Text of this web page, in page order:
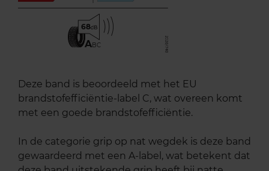
68
ABC
Deze band is beoordeeld met het EU
brandstofefficiëntie-label C, wat overeen komt
met een goede brandstofefficiëntie.
In de categorie grip op nat wegdek is deze band
gewaardeerd met een A-label, wat betekent dat